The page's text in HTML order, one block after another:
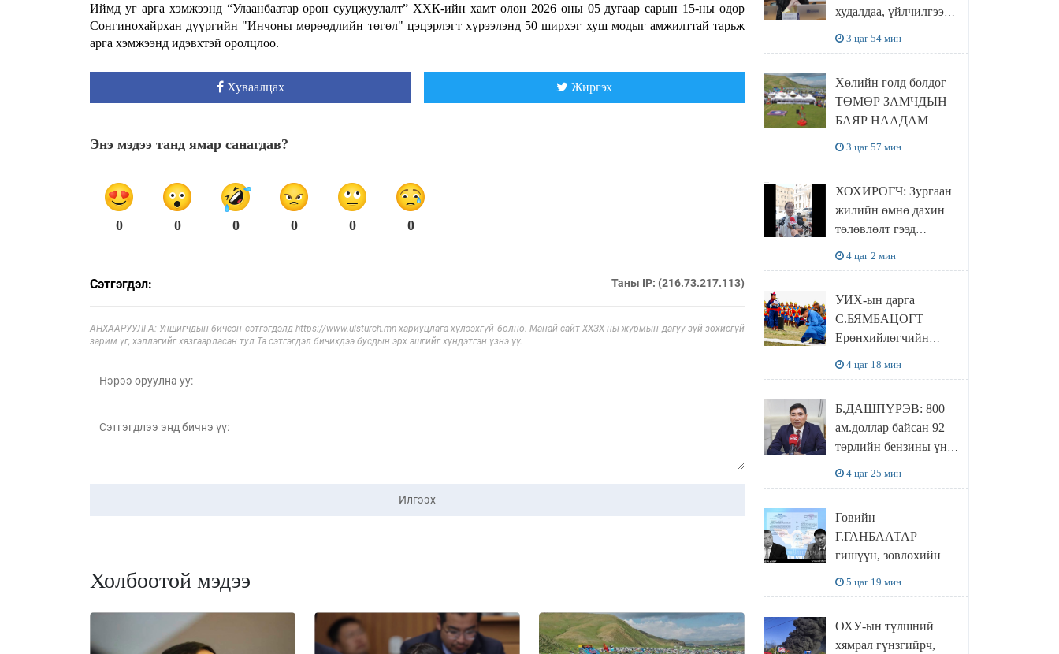
Иймд уг арга хэмжээнд “Улаанбаатар орон сууцжуулалт” ХХК-ийн хамт олон 2026 оны 05 дугаар сарын 15-ны өдөр
Сонгинохайрхан дүүргийн "Инчоны мөрөөдлийн төгөл" цэцэрлэгт хүрээлэнд 50 ширхэг хуш модыг амжилттай тарьж
арга хэмжээнд идэвхтэй оролцлоо.
Хуваалцах Жиргэх
Энэ мэдээ танд ямар санагдав?
0 0 0 0 0 0
Сэтгэгдэл: Таны IP: (216.73.217.113)
АНХААРУУЛГА: Уншигчдын бичсэн сэтгэгдэлд https://www.ulsturch.mn хариуцлага хүлээхгүй болно. Манай сайт ХХЗХ-ны журмын дагуу зүй зохисгүй
зарим үг, хэллэгийг хязгаарласан тул Та сэтгэгдэл бичихдээ бусдын эрх ашгийг хүндэтгэн үзнэ үү.
Илгээх
Холбоотой мэдээ
худалдаа, үйлчилгээ
болгох тогтоолын
төслийг баталлаа
3 цаг 54 мин
Хөлийн голд болдог
ТӨМӨР ЗАМЧДЫН
БАЯР НААДАМ
3 цаг 57 мин
ХОХИРОГЧ: Зургаан
жилийн өмнө дахин
төлөвлөлт гээд
байхгүй, орон сууц ч
байхгүй хаана
амьдрахаа мэдэхгүй
явж байна
4 цаг 2 мин
УИХ-ын дарга
С.БЯМБАЦОГТ
Ерөнхийлөгчийн
Сутай хайрханы
тахилгад оролцжээ
4 цаг 18 мин
Б.ДАШПҮРЭВ: 800
ам.доллар байсан 92
төрлийн бензины үнэ
4 цаг 25 мин
Говийн
Г.ГАНБААТАР
гишүүн, зөвлөхийн
зардлаа “ИНҮТ”
ТӨХХК даажээ
5 цаг 19 мин
ОХУ-ын түлшний
хямрал гүнзгийрч,